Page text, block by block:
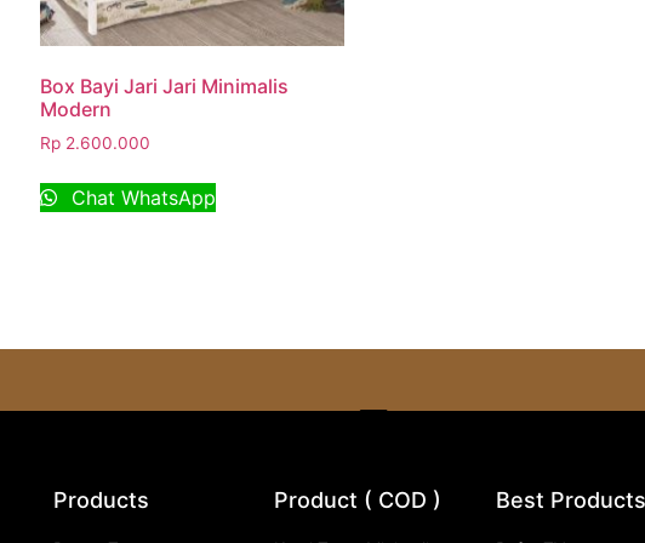
Box Bayi Jari Jari Minimalis
Modern
Rp2.600.000
Chat WhatsApp
Products Product ( COD ) Best Products